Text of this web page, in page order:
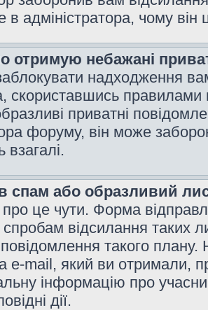
в адміністратора, чому він
отримую небажані
надходження
скориставшись
приватні
форуму, він може
взагалі.
спам або образливий
це чути. Форма
відсилання таких
такого
e-mail, який ви отримали,
інформацію про
дії.